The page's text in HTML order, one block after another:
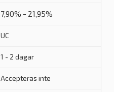
7,90% - 21,95%
UC
1 - 2 dagar
Accepteras inte